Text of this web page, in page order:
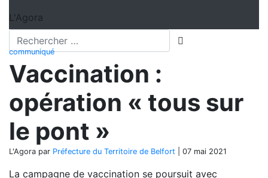
L'Agora
Recherche
communiqué
Vaccination :
opération « tous sur
le pont »
L'Agora par Préfecture du Territoire de Belfort 07 mai 2021
La campagne de vaccination se poursuit avec